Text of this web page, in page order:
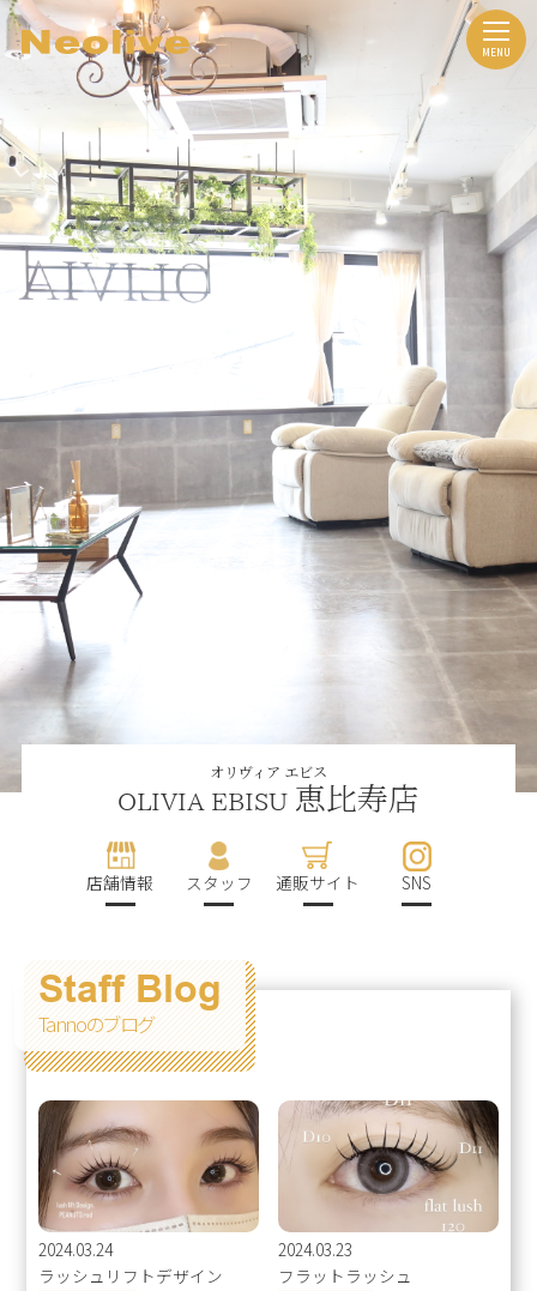
オリヴィア エビス
OLIVIA EBISU 恵比寿店
店舗情報 スタッフ 通販サイト SNS
Staff Blog
Tannoのブログ
2024.03.24
ラッシュリフトデザイン
2024.03.23
フラットラッシュ